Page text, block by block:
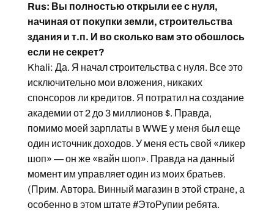
Rus: Вы полностью открыли ее с нуля,
начиная от покупки земли, строительства
здания и т.п. И во сколько вам это обошлось
если не секрет?
Khali: Да. Я начал строительства с нуля. Все это
исключительно мои вложения, никаких
спонсоров ли кредитов. Я потратил на создание
академии от 2 до 3 миллионов $. Правда,
помимо моей зарплаты в WWE у меня был еще
один источник доходов. У меня есть свой «ликер
шоп» — он же «вайн шоп». Правда на данный
момент им управляет один из моих братьев.
(Прим. Автора. Винный магазин в этой стране, а
особенно в этом штате #ЭтоРупии ребята.